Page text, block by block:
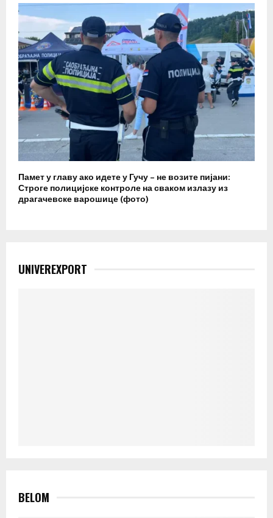
Памет у главу ако идете у Гучу – не возите пијани:
Строге полицијске контроле на сваком излазу из
драгачевске варошице (фото)
UNIVEREXPORT
BELOM